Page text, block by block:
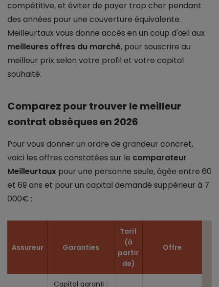
compétitive, et éviter de payer trop cher pendant
des années pour une couverture équivalente.
Meilleurtaux vous donne accès en un coup d'œil aux
meilleures offres du marché, pour souscrire au
meilleur prix selon votre profil et votre capital
souhaité.
Comparez pour trouver le meilleur
contrat obsèques en 2026
Pour vous donner un ordre de grandeur concret,
voici les offres constatées sur le comparateur
Meilleurtaux pour une personne seule, âgée entre 60
et 69 ans et pour un capital demandé suppérieur à 7
000€ :
Assureur Garanties
Tarif
(à
partir
de)
Offre
Capital garanti :